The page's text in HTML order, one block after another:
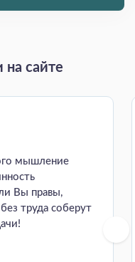
сайте
мышление
Вы правы,
труда соберут